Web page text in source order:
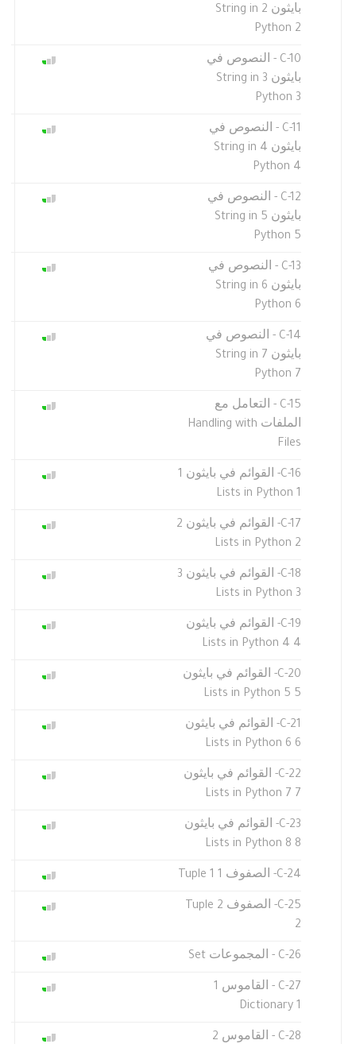
بايثون 2 String in
Python 2
C-10 - النصوص في
بايثون 3 String in
Python 3
C-11 - النصوص في
بايثون 4 String in
Python 4
C-12 - النصوص في
بايثون 5 String in
Python 5
C-13 - النصوص في
بايثون 6 String in
Python 6
C-14 - النصوص في
بايثون 7 String in
Python 7
C-15 - التعامل مع
الملفات Handling with
Files
C-16- القوائم في بايثون 1
Lists in Python 1
C-17- القوائم في بايثون 2
Lists in Python 2
C-18- القوائم في بايثون 3
Lists in Python 3
C-19- القوائم في بايثون
4 Lists in Python 4
C-20- القوائم في بايثون
5 Lists in Python 5
C-21- القوائم في بايثون
6 Lists in Python 6
C-22- القوائم في بايثون
7 Lists in Python 7
C-23- القوائم في بايثون
8 Lists in Python 8
C-24- الصفوف 1 Tuple 1
C-25- الصفوف 2 Tuple
2
C-26 - المجموعات Set
C-27 - القاموس 1
Dictionary 1
C-28 - القاموس 2